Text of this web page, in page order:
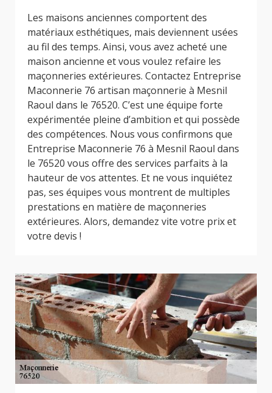
Les maisons anciennes comportent des
matériaux esthétiques, mais deviennent usées
au fil des temps. Ainsi, vous avez acheté une
maison ancienne et vous voulez refaire les
maçonneries extérieures. Contactez Entreprise
Maconnerie 76 artisan maçonnerie à Mesnil
Raoul dans le 76520. C’est une équipe forte
expérimentée pleine d’ambition et qui possède
des compétences. Nous vous confirmons que
Entreprise Maconnerie 76 à Mesnil Raoul dans
le 76520 vous offre des services parfaits à la
hauteur de vos attentes. Et ne vous inquiétez
pas, ses équipes vous montrent de multiples
prestations en matière de maçonneries
extérieures. Alors, demandez vite votre prix et
votre devis !